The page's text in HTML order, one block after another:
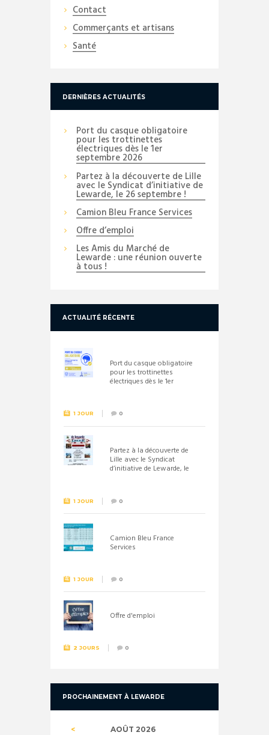
Contact
Commerçants et artisans
Santé
DERNIÈRES ACTUALITÉS
Port du casque obligatoire
pour les trottinettes
électriques dès le 1er
septembre 2026
Partez à la découverte de Lille
avec le Syndicat d’initiative de
Lewarde, le 26 septembre !
Camion Bleu France Services
Offre d’emploi
Les Amis du Marché de
Lewarde : une réunion ouverte
à tous !
ACTUALITÉ RÉCENTE
Port du casque obligatoire
pour les trottinettes
électriques dès le 1er
1 JOUR 0
Partez à la découverte de
Lille avec le Syndicat
d’initiative de Lewarde, le
1 JOUR 0
Camion Bleu France
Services
1 JOUR 0
Offre d'emploi
2 JOURS 0
PROCHAINEMENT À LEWARDE
AOÛT 2026